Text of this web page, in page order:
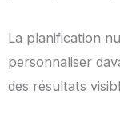
La planification
personnaliser
des résultats